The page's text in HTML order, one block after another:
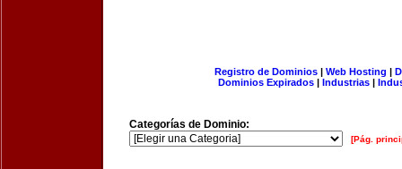
Registro de Dominios| Web Hosting |
Dominios Expirados | Industrias |
Categorías de Dominio:
[Pág.